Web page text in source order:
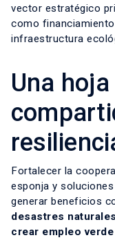
vector estratégico
como
infraestructura
Una
Fortalecer la
esponja y
generar beneficios
desastres
crear empleo